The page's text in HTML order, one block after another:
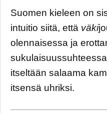
Suomen kieleen on
intuitio siitä, että väki
olennaisessa ja
itseltään salaama
itsensä uhriksi.